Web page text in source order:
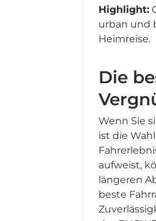
Highlight:
urban und
Heimreise.
Die
Wenn Sie
ist die
aufweist,
längeren
beste